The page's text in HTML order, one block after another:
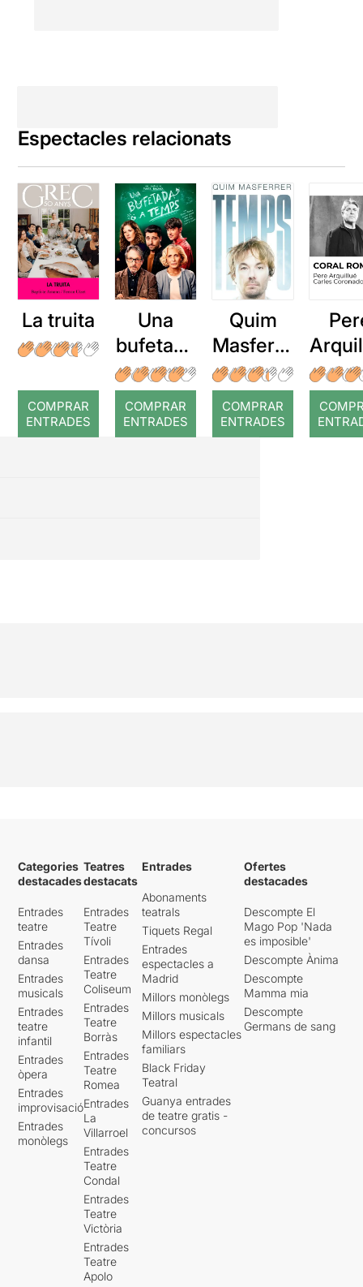
Espectacles relacionats
La truita
COMPRAR
ENTRADES
Una
bufetada
a temps
COMPRAR
ENTRADES
Quim
Masferre
r: Temps
COMPRAR
ENTRADES
:
Categories
destacades
Entrades
teatre
Entrades
dansa
Entrades
musicals
Entrades
teatre
infantil
Entrades
òpera
Entrades
improvisació
Entrades
monòlegs
Teatres
destacats
Entrades
Teatre
Tívoli
Entrades
Teatre
Coliseum
Entrades
Teatre
Borràs
Entrades
Teatre
Romea
Entrades
La
Villarroel
Entrades
Teatre
Condal
Entrades
Teatre
Victòria
Entrades
Teatre
Apolo
Entrades
Abonaments
teatrals
Tiquets Regal
Entrades
espectacles a
Madrid
Millors monòlegs
Millors musicals
Millors espectacles
familiars
Black Friday
Teatral
Guanya entrades
de teatre gratis -
concursos
Ofertes
destacades
Descompte El
Mago Pop 'Nada
es imposible'
Descompte Ànima
Descompte
Mamma mia
Descompte
Germans de sang